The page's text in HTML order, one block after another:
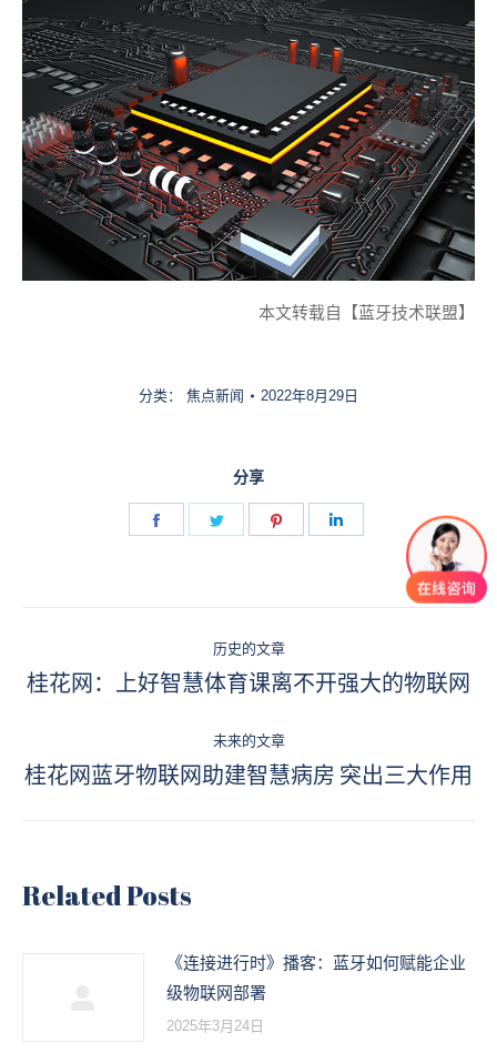
本文转载自【蓝牙技术联盟】
分类： 焦点新闻 2022年8月29日
分享
Share
Share
Share
LinkedIn
章
航
历史的文章
历
的
文
桂花网：上好智慧体育课离不开强大的物联网
未来的文章
未
桂花网蓝牙物联网助建智慧病房 突出三大作用
Related Posts
《连接进行时》播客：蓝牙如何赋能企业
级物联网部署
2025年3月24日